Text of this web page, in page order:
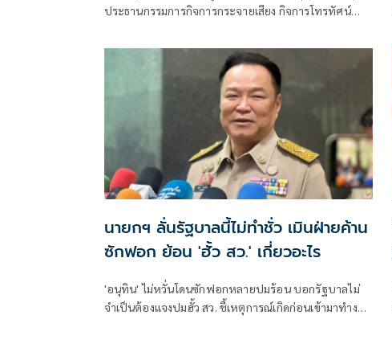
ประธานกรรมการกิจการกระจายเสียง กิจการโทรทัศน์
คุณสมบัติ
นายกฯ ลั่นรัฐบาลนี้ไม่ทำชั่ว เมินฝ่ายค้าน
ซักฟอก ย้อน 'ฮั้ว สว.' เกี่ยวอะไร
'อนุทิน' ไม่หวั่นโดนซักฟอกหลายปมร้อน บอกรัฐบาลไม่
จำเป็นต้องแจงปมฮั้ว สว. ชี้เหตุการณ์เกิดก่อนเข้ามาทำงาน